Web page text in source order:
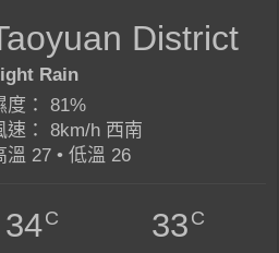
District
Rain
度： 81%
速： 8km/h 西南
溫 27 • 低溫 26
34C 33C